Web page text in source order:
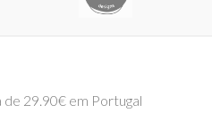
de 29.90€ em Portugal